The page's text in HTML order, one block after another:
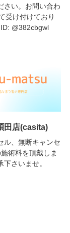
さい。お問い合わ
受け付けており
@382cbgwl
田店(casita)
ル、無断キャンセ
術料を頂戴しま
さいませ。